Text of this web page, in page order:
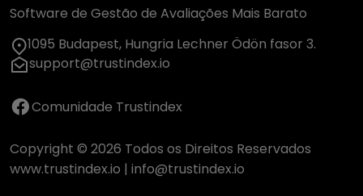
Software de Gestão de Avaliações Mais Barato
1095 Budapest, Hungria Lechner Ödön fasor 3.
support@trustindex.io
Comunidade Trustindex
Copyright © 2026 Todos os Direitos Reservados
www.trustindex.io | info@trustindex.io